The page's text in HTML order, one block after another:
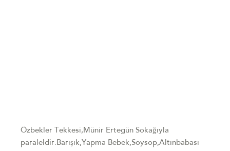
Özbekler Tekkesi,Münir Ertegün Sokağıyla
paraleldir.Barışık,Yapma Bebek,Soysop,Altınbabası